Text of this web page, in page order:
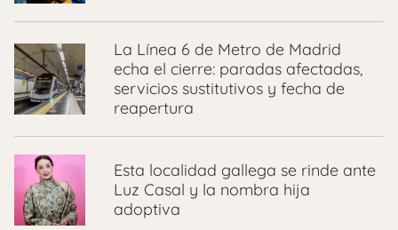
La Línea 6 de Metro de Madrid
echa el cierre: paradas afectadas,
servicios sustitutivos y fecha de
reapertura
Esta localidad gallega se rinde ante
Luz Casal y la nombra hija
adoptiva